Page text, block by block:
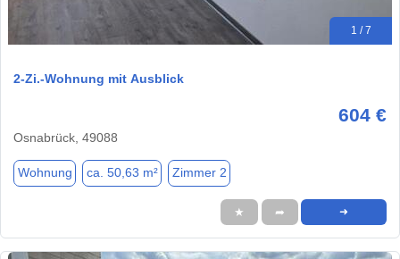
1 / 7
2-Zi.-Wohnung mit Ausblick
604 €
Osnabrück, 49088
Wohnung ca. 50,63 m² Zimmer 2
★ ➦ ➜